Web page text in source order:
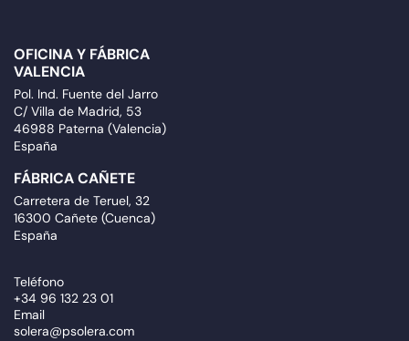
OFICINA Y FÁBRICA
VALENCIA
Pol. Ind. Fuente del Jarro
C/ Villa de Madrid, 53
46988 Paterna (Valencia)
España
FÁBRICA CAÑETE
Carretera de Teruel, 32
16300 Cañete (Cuenca)
España
Teléfono
+34 96 132 23 01
Email
solera@psolera.com